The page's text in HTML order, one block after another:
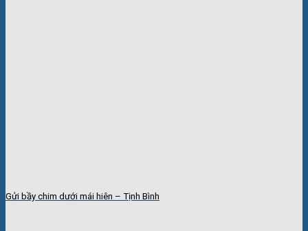
Gửi bầy chim dưới mái hiên – Tịnh Bình